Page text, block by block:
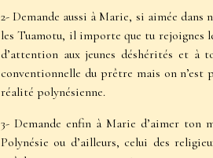
2- Demande aussi à Marie, si aimée
les Tuamotu, il importe que tu rejoignes
d’attention aux jeunes déshérités et à
conventionnelle du prêtre mais on
réalité polynésienne.
3- Demande enfin à Marie d’aimer ton
Polynésie ou d’ailleurs, celui des